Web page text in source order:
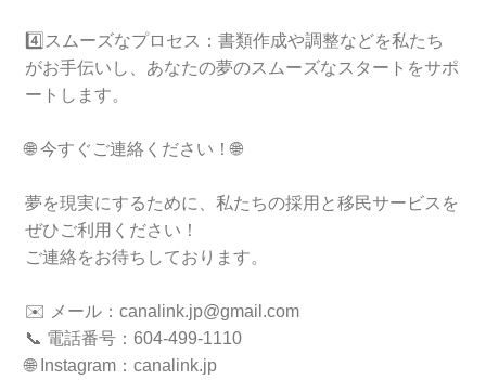
4️⃣スムーズなプロセス：書類作成や調整などを私たち
がお手伝いし、あなたの夢のスムーズなスタートをサポ
ートします。
🌐 今すぐご連絡ください！🌐
夢を現実にするために、私たちの採用と移民サービスを
ぜひご利用ください！
ご連絡をお待ちしております。
✉️ メール：canalink.jp@gmail.com
📞 電話番号：604-499-1110
🌐 Instagram：canalink.jp